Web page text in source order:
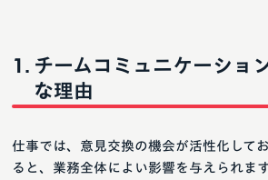
チームコミュニケーショ
な理由
仕事では、意見交換の機会が活性化して
ると、業務全体によい影響を与えられます